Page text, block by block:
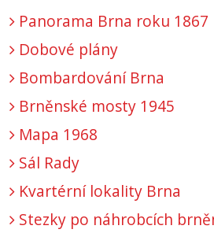
Panorama Brna roku 1867
Dobové plány
Bombardování Brna
Brněnské mosty 1945
Mapa 1968
Sál Rady
Kvartérní lokality Brna
Stezky po náhrobcích